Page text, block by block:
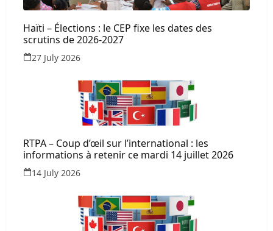
Haïti – Élections : le CEP fixe les dates des
scrutins de 2026-2027
27 July 2026
RTPA – Coup d’œil sur l’international : les
informations à retenir ce mardi 14 juillet 2026
14 July 2026